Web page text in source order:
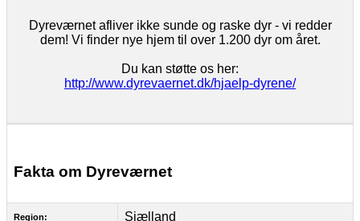
Dyreværnet afliver ikke sunde og raske dyr - vi redder
dem! Vi finder nye hjem til over 1.200 dyr om året.
Du kan støtte os her:
http://www.dyrevaernet.dk/hjaelp-dyrene/
Fakta om Dyreværnet
Region: Sjælland